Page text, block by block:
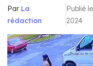
Par La
rédaction
Publié
2024